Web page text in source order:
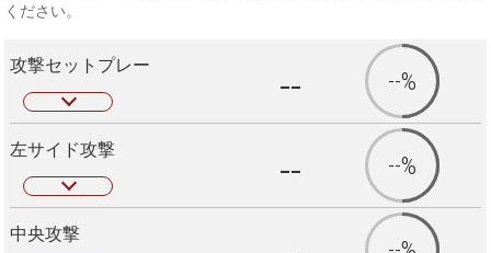
ください。
攻撃セットプレー -- --%
左サイド攻撃 -- --%
中央攻撃